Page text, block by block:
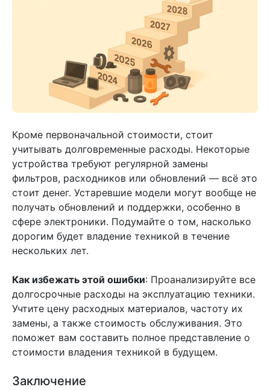
Кроме первоначальной стоимости, стоит
учитывать долговременные расходы. Некоторые
устройства требуют регулярной замены
фильтров, расходников или обновлений — всё это
стоит денег. Устаревшие модели могут вообще не
получать обновлений и поддержки, особенно в
сфере электроники. Подумайте о том, насколько
дорогим будет владение техникой в течение
нескольких лет.
Как избежать этой ошибки: Проанализируйте все
долгосрочные расходы на эксплуатацию техники.
Учтите цену расходных материалов, частоту их
замены, а также стоимость обслуживания. Это
поможет вам составить полное представление о
стоимости владения техникой в будущем.
Заключение